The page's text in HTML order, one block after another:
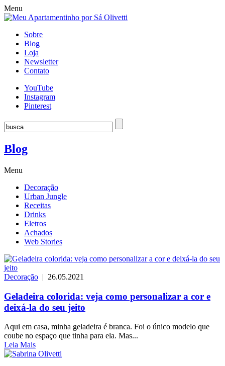
Menu
Sobre
Blog
Loja
Newsletter
Contato
YouTube
Instagram
Pinterest
Blog
Menu
Decoração
Urban Jungle
Receitas
Drinks
Eletros
Achados
Web Stories
Decoração | 26.05.2021
Geladeira colorida: veja como personalizar a cor e
deixá-la do seu jeito
Aqui em casa, minha geladeira é branca. Foi o único modelo que
coube no espaço que tinha para ela. Mas...
Leia Mais